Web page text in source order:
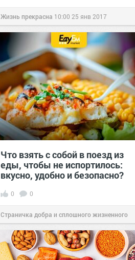
Жизнь прекрасна 10:00 25 янв 2017
Что взять с собой в поезд из
еды, чтобы не испортилось:
вкусно, удобно и безопасно?
0 0
Страничка добра и сплошного жизненного
позитива!00:29Сегодня